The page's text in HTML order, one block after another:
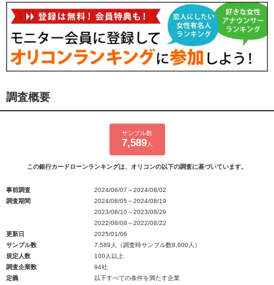
調査概要
サンプル数
7,589人
この銀行カードローンランキングは、オリコンの以下の調査に基づいています。
事前調査
2024/06/07～2024/08/02
調査期間
2024/08/05～2024/08/19
2023/08/10～2023/08/29
2022/08/08～2022/08/22
更新日
2025/01/06
サンプル数
7,589人（調査時サンプル数8,600人）
規定人数
100人以上
調査企業数
94社
定義
以下すべての条件を満たす企業